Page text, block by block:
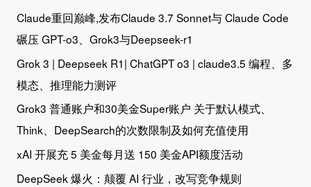
Claude重回巅峰,发布Claude 3.7 Sonnet与 Claude Code
碾压 GPT-o3、Grok3与Deepseek-r1
Grok 3 | Deepseek R1| ChatGPT o3 | claude3.5 编程、多
模态、推理能力测评
Grok3 普通账户和30美金Super账户 关于默认模式、
Think、DeepSearch的次数限制及如何充值使用
xAI 开展充 5 美金每月送 150 美金API额度活动
DeepSeek 爆火：颠覆 AI 行业，改写竞争规则